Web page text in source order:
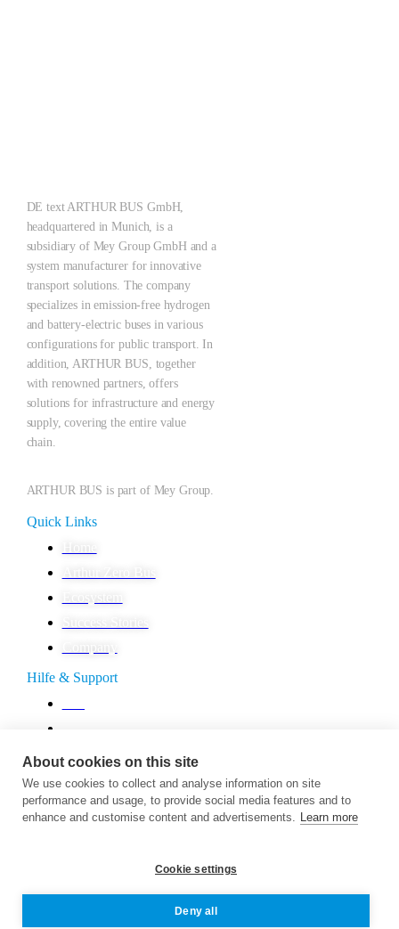
DE text ARTHUR BUS GmbH,
headquartered in Munich, is a
subsidiary of Mey Group GmbH and a
system manufacturer for innovative
transport solutions. The company
specializes in emission-free hydrogen
and battery-electric buses in various
configurations for public transport. In
addition, ARTHUR BUS, together
with renowned partners, offers
solutions for infrastructure and energy
supply, covering the entire value
chain.
ARTHUR BUS is part of Mey Group.
Quick Links
Hilfe & Support
Career
Presshub
Rechtliche Hinweise
About cookies on this site
We use cookies to collect and analyse information on site
performance and usage, to provide social media features and to
enhance and customise content and advertisements. Learn more
Cookie settings
Deny all